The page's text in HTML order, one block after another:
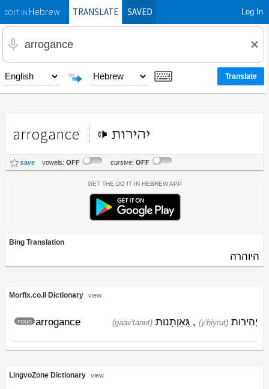
DO IT INHebrewTRANSLATE SAVED Log In
arrogance יהירות
save vowels: OFF cursive: OFF
Get the Do It In Hebrew App
Bing Translation
היוהרה
Morfix.co.il Dictionary view
arrogance
noun (y'hiyrut) יְהִירוּת ,
(gaav'tanut) גַּאַוְתָנוּת
LingvoZone Dictionary view